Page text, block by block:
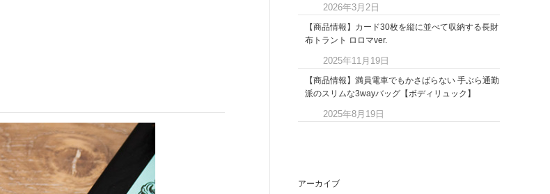
2026年3月2日
【商品情報】カード30枚を縦に並べて収納する長財
布トラント ロロマver.
2025年11月19日
【商品情報】満員電車でもかさばらない 手ぶら通勤
派のスリムな3wayバッグ【ボディリュック】
2025年8月19日
アーカイブ